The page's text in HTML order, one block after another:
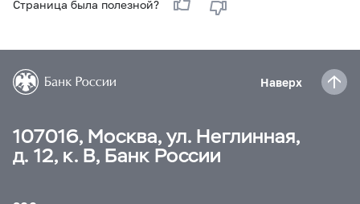
Страница была полезной?
Наверх
107016, Москва, ул. Неглинная,
д. 12, к. В, Банк России